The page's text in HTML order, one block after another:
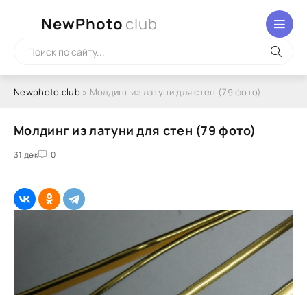
NewPhoto club
Newphoto.club» Молдинг из латуни для стен (79 фото)
Молдинг из латуни для стен (79 фото)
31 дек 0